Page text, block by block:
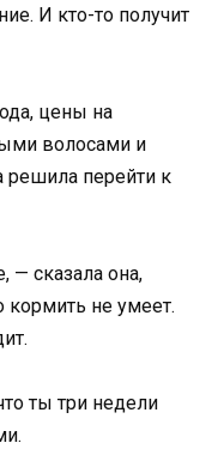
И кто-то получит
цены на
волосами и
решила перейти к
— сказала она,
не умеет.
ты три недели